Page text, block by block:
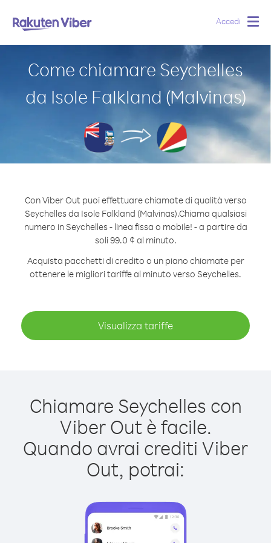
Accedi
Come chiamare Seychelles
da Isole Falkland (Malvinas)
Con Viber Out puoi effettuare chiamate di qualità verso
Seychelles da Isole Falkland (Malvinas).Chiama qualsiasi
numero in Seychelles - linea fissa o mobile! - a partire da
soli 99.0 ¢ al minuto.
Acquista pacchetti di credito o un piano chiamate per
ottenere le migliori tariffe al minuto verso Seychelles.
Visualizza tariffe
Chiamare Seychelles con
Viber Out è facile.
Quando avrai crediti Viber
Out, potrai: